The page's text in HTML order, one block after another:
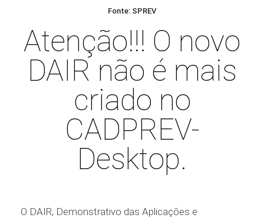
Fonte: SPREV
Atenção!!! O novo
DAIR não é mais
criado no
CADPREV-
Desktop.
O DAIR, Demonstrativo das Aplicações e